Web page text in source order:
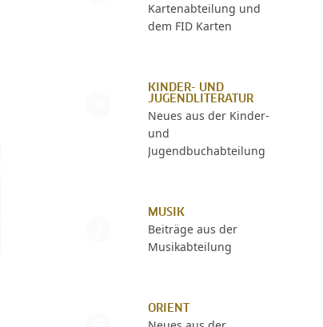
Kartenabteilung und
dem FID Karten
KINDER- UND
JUGENDLITERATUR
Neues aus der Kinder-
und
Jugendbuchabteilung
MUSIK
Beiträge aus der
Musikabteilung
ORIENT